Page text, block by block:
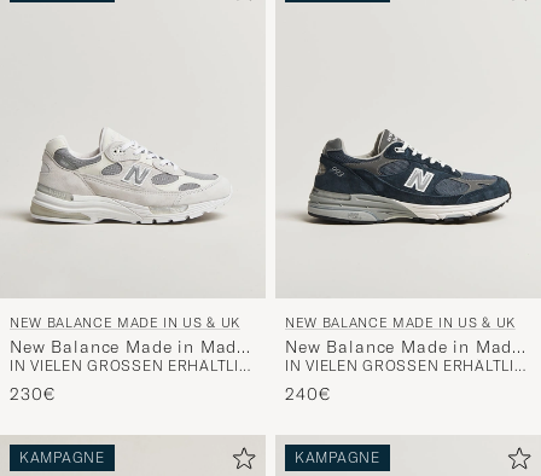
NEW BALANCE MADE IN US & UK
New Balance Made in Made
in USA 992 Sneakers WhiteIN VIELEN GRÖSSEN ERHÄLTLICH
230€
NEW BALANCE MADE IN US & UK
New Balance Made in Made
In USA 993 Sneakers Navy IN VIELEN GRÖSSEN ERHÄLTLICH
240€
KAMPAGNE KAMPAGNE